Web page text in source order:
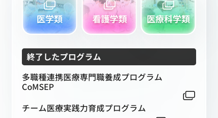
終了したプログラム
多職種連携医療専門職養成プログラム
CoMSEP
チーム医療実践力育成プログラム